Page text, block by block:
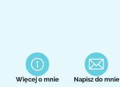
Więcej o mnie Napisz do mnie